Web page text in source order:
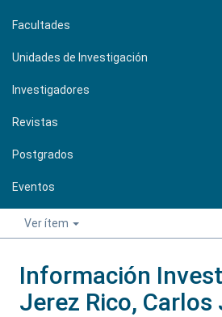
Facultades
Unidades de Investigación
Investigadores
Revistas
Postgrados
Eventos
Ver ítem
Información
Jerez Rico, Carlos